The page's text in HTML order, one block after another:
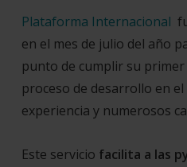
Plataforma Internacional
en el mes de julio del año
punto de cumplir su
proceso de desarrollo en
experiencia y numerosos
Este servicio facilita a las